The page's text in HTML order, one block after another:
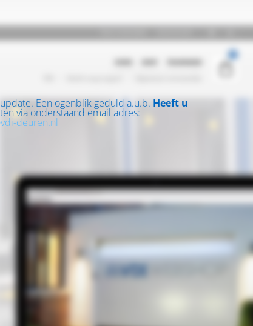
Een ogenblik geduld a.u.b. Heeft u
via onderstaand email adres:
deuren.nl